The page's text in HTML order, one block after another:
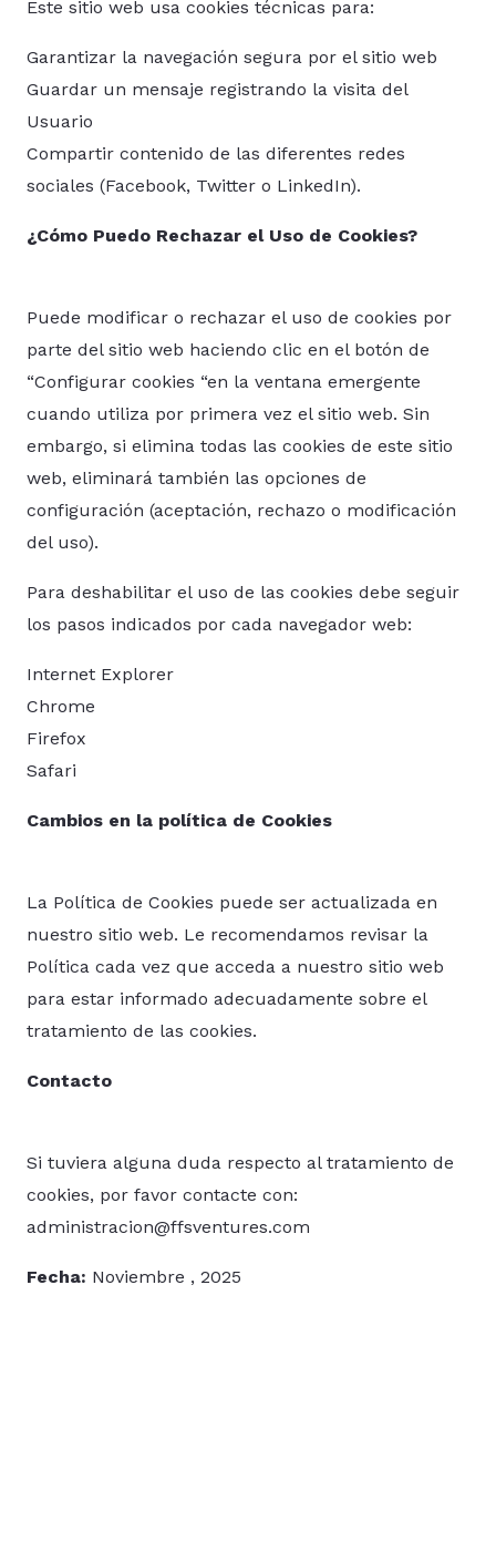
Este sitio web usa cookies técnicas para:
Garantizar la navegación segura por el sitio web
Guardar un mensaje registrando la visita del
Usuario
Compartir contenido de las diferentes redes
sociales (Facebook, Twitter o LinkedIn).
¿Cómo Puedo Rechazar el Uso de Cookies?
Puede modificar o rechazar el uso de cookies por
parte del sitio web haciendo clic en el botón de
“Configurar cookies “en la ventana emergente
cuando utiliza por primera vez el sitio web. Sin
embargo, si elimina todas las cookies de este sitio
web, eliminará también las opciones de
configuración (aceptación, rechazo o modificación
del uso).
Para deshabilitar el uso de las cookies debe seguir
los pasos indicados por cada navegador web:
Internet Explorer
Chrome
Firefox
Safari
Cambios en la política de Cookies
La Política de Cookies puede ser actualizada en
nuestro sitio web. Le recomendamos revisar la
Política cada vez que acceda a nuestro sitio web
para estar informado adecuadamente sobre el
tratamiento de las cookies.
Contacto
Si tuviera alguna duda respecto al tratamiento de
cookies, por favor contacte con:
administracion@ffsventures.com
Fecha: Noviembre , 2025